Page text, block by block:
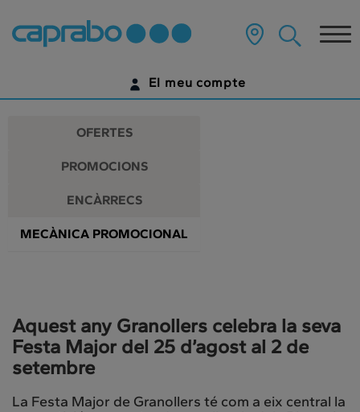
Promocions
descomptes
als
nostres
supermercats
contingut
pàgina
El meu compte
ENCARA NO TENS UN COMPTE DIGITAL?
OFERTES
PROMOCIONS
ENCÀRRECS
MECÀNICA PROMOCIONAL
Aquest any Granollers celebra la seva
Festa Major del 25 d’agost al 2 de
setembre
La Festa Major de Granollers té com a eix central la